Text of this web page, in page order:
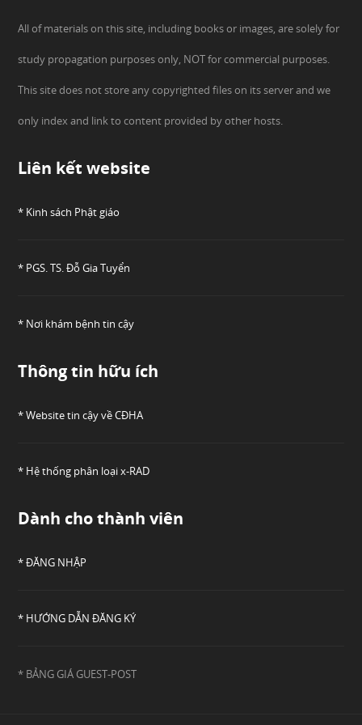
All of materials on this site, including books or images, are solely for
study propagation purposes only, NOT for commercial purposes.
This site does not store any copyrighted files on its server and we
only index and link to content provided by other hosts.
Liên kết website
* Kinh sách Phật giáo
* PGS. TS. Đỗ Gia Tuyển
* Nơi khám bệnh tin cậy
Thông tin hữu ích
* Website tin cậy về CĐHA
* Hệ thống phân loại x-RAD
Dành cho thành viên
* ĐĂNG NHẬP
* HƯỚNG DẪN ĐĂNG KÝ
* BẢNG GIÁ GUEST-POST